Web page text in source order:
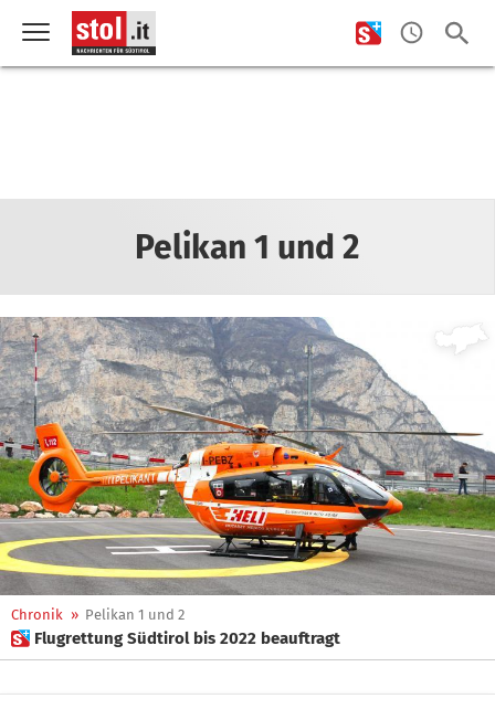
Pelikan 1 und 2
Chronik » Pelikan 1 und 2
 Flugrettung Südtirol bis 2022 beauftragt